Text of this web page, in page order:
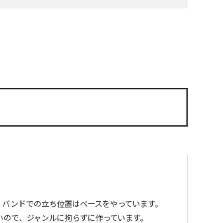
ンドでの立ち位置はベースをやっています。
で、ジャンルに拘らずに作っています。